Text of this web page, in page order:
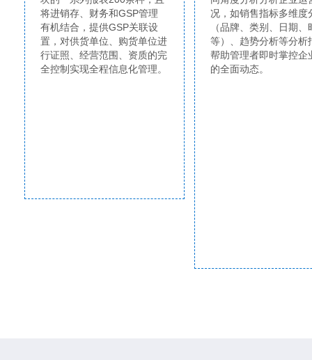
将进销存、财务和GSP管理
有机结合，提供GSP关联设
置，对供货单位、购货单位进
行证照、经营范围、资质的完
全控制实现全程信息化管理。
况，如销售指标多维度
（品牌、类别、日期、
等）、趋势分析等分析
帮助管理者即时掌控企
的全面动态。